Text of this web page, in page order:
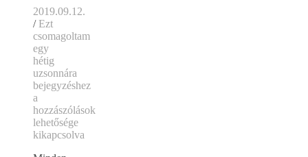
2019.09.12.
/ Ezt
csomagoltam
egy
hétig
uzsonnára
bejegyzéshez
a
hozzászólások
lehetősége
kikapcsolva